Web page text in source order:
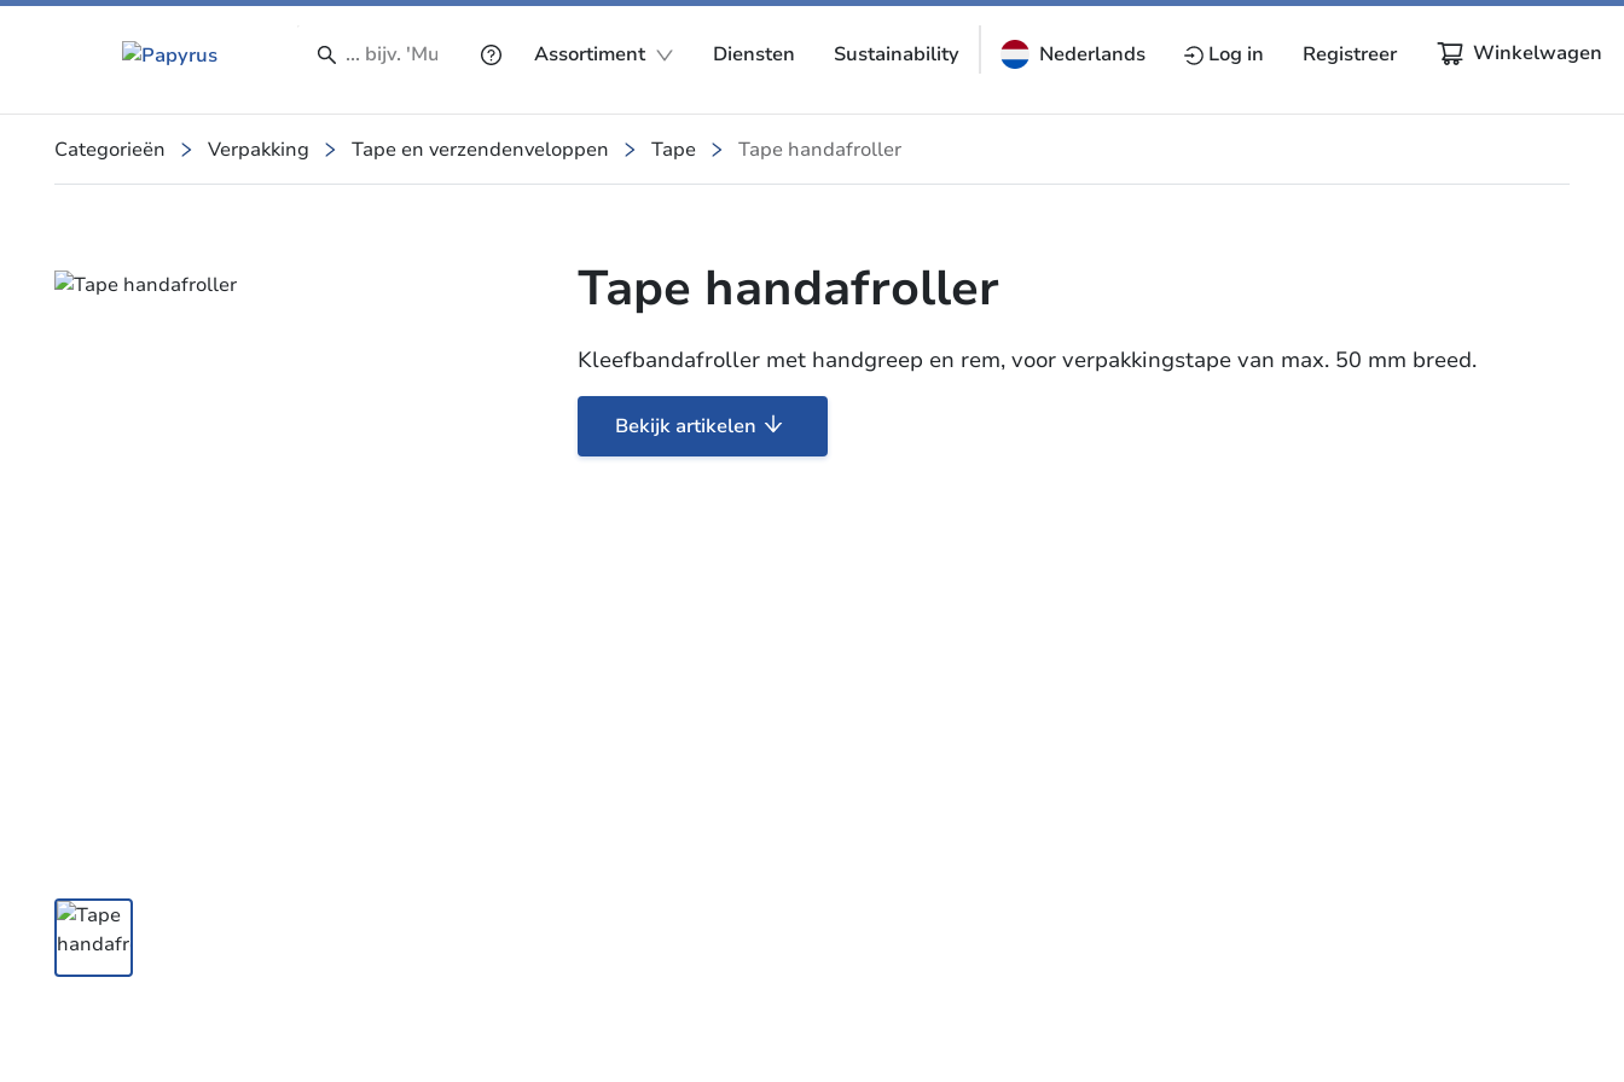
Assortiment Diensten Sustainability Nederlands Log in Registreer Winkelwagen
Categorieën Verpakking Tape en verzendenveloppen Tape Tape handafroller
Slide 1 of 1 Tape handafroller
Kleefbandafroller met handgreep en rem, voor verpakkingstape van max. 50 mm breed.
Bekijk artikelen